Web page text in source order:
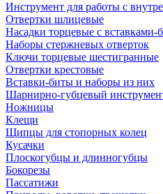
Инструмент для работы с
Отвертки шлицевые
Насадки торцевые с вставками-
Наборы стержневых отверток
Ключи торцевые шестигранные
Отвертки крестовые
Вставки-биты и наборы из них
Шарнирно-губцевый
Ножницы
Клещи
Щипцы для стопорных колец
Кусачки
Плоскогубцы и длинногубцы
Бокорезы
Пассатижи